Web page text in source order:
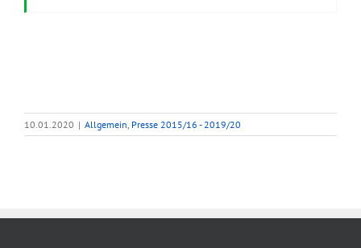
10.01.2020 | Allgemein Presse 2015/16 - 2019/20